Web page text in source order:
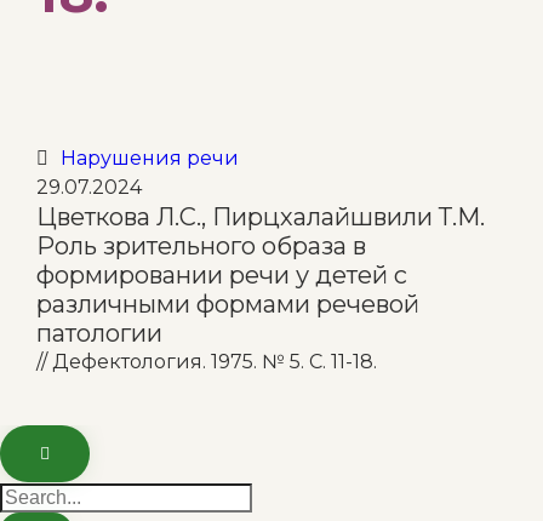
 Category
Нарушения речи
29.07.2024
Цветкова Л.С., Пирцхалайшвили Т.М.
Роль зрительного образа в
формировании речи у детей с
различными формами речевой
патологии
// Дефектология. 1975. № 5. С. 11-18.
